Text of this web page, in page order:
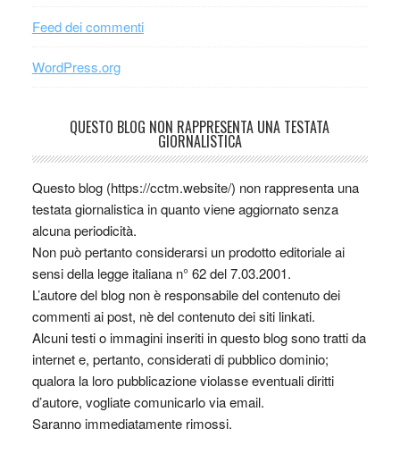
Feed dei commenti
WordPress.org
QUESTO BLOG NON RAPPRESENTA UNA TESTATA
GIORNALISTICA
Questo blog (https://cctm.website/) non rappresenta una
testata giornalistica in quanto viene aggiornato senza
alcuna periodicità.
Non può pertanto considerarsi un prodotto editoriale ai
sensi della legge italiana n° 62 del 7.03.2001.
L’autore del blog non è responsabile del contenuto dei
commenti ai post, nè del contenuto dei siti linkati.
Alcuni testi o immagini inseriti in questo blog sono tratti da
internet e, pertanto, considerati di pubblico dominio;
qualora la loro pubblicazione violasse eventuali diritti
d’autore, vogliate comunicarlo via email.
Saranno immediatamente rimossi.